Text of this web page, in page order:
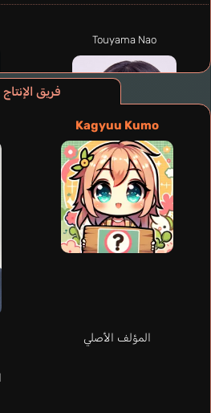
فريق الإنتاج
Kagyuu Kumo
المؤلف الأصلي
Touyama Nao
Tamburello Martina